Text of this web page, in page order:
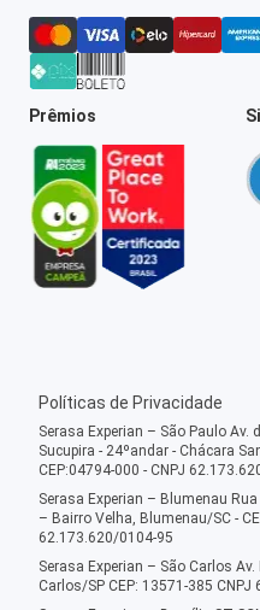
Prêmios
Políticas de Privacidade
Serasa Experian – São Paulo
Sucupira - 24ºandar - Chácara
CEP:04794-000 - CNPJ
Serasa Experian – Blumenau
– Bairro Velha, Blumenau/SC -
62.173.620/0104-95
Serasa Experian – São Carlos
Carlos/SP CEP: 13571-385